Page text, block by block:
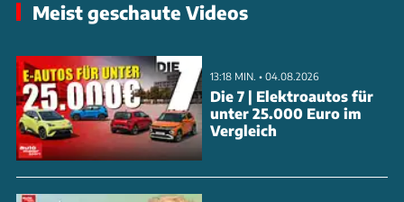
Meist geschaute Videos
13:18 MIN. • 04.08.2026
Die 7 | Elektroautos für
unter 25.000 Euro im
Vergleich